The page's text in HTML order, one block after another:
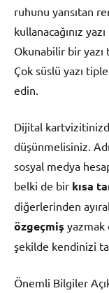
ruhunu yansıtan
kullanacağınız
Okunabilir bir
Çok süslü yazı
edin.
Dijital
düşünmelisiniz.
sosyal medya
belki de bir kısa
diğerlerinden
özgeçmiş yazmak
şekilde kendinizi
Önemli Bilgiler